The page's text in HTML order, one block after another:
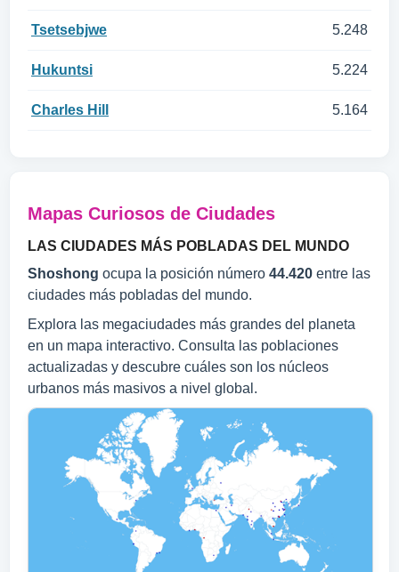
Tsetsebjwe 5.248
Hukuntsi 5.224
Charles Hill 5.164
Mapas Curiosos de Ciudades
LAS CIUDADES MÁS POBLADAS DEL MUNDO
Shoshong ocupa la posición número 44.420 entre las
ciudades más pobladas del mundo.
Explora las megaciudades más grandes del planeta
en un mapa interactivo. Consulta las poblaciones
actualizadas y descubre cuáles son los núcleos
urbanos más masivos a nivel global.